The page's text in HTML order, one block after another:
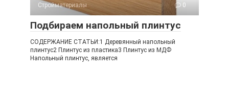
Стройматериалы 0
Подбираем напольный плинтус
СОДЕРЖАНИЕ СТАТЬИ:1 Деревянный напольный
плинтус2 Плинтус из пластика3 Плинтус из МДФ
Напольный плинтус, является